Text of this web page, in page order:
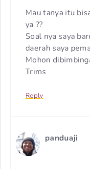
Mau tanya itu
ya ??
Soal nya saya
daerah saya
Mohon
Trims
Reply
panduaji